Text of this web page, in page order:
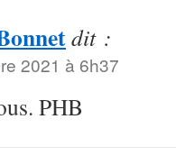
dit :
2021 à 6h37
PHB